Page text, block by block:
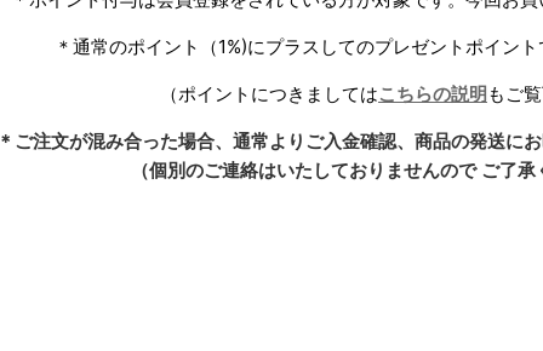
＊通常のポイント（1%)にプラスしてのプレゼントポイント
（ポイントにつきましてはこちらの説明もご
＊ご注文が混み合った場合、通常よりご入金確認、 商品の発送に
（個別のご連絡はいたしておりませんので ご了承